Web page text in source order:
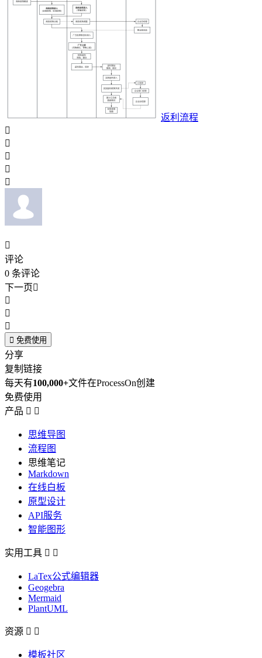
返利流程






评论
0 条评论
下一页



 免费使用
分享
复制链接
每天有100,000+文件在ProcessOn创建
免费使用
产品  
思维导图
流程图
思维笔记
Markdown
在线白板
原型设计
API服务
智能图形
实用工具  
LaTex公式编辑器
Geogebra
Mermaid
PlantUML
资源  
模板社区